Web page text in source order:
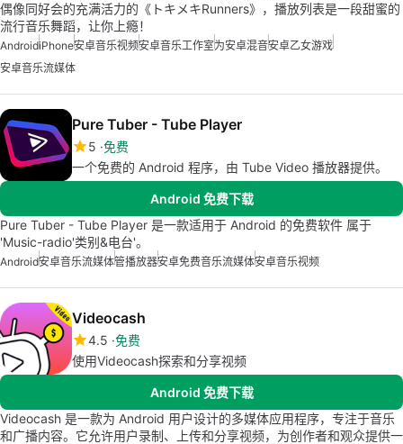
偶像同好会的充满活力的《トキメキRunners》，播放列表是一段甜蜜的
流行音乐舞蹈，让你上瘾！
AndroidiPhone安卓音乐视频安卓音乐工作室为安卓混音安卓乙女游戏
安卓音乐流媒体
Pure Tuber - Tube Player
5 免费
一个免费的 Android 程序，由 Tube Video 播放器提供。
Android 免费下载
Pure Tuber - Tube Player 是一款适用于 Android 的免费软件 属于
'Music-radio'类别&电台'。
Android安卓音乐流媒体管播放器安卓免费音乐流媒体安卓音乐视频
Videocash
4.5 免费
使用Videocash探索和分享视频
Android 免费下载
Videocash 是一款为 Android 用户设计的多媒体应用程序，专注于音乐
和广播内容。它允许用户录制、上传和分享视频，为创作者和观众提供一